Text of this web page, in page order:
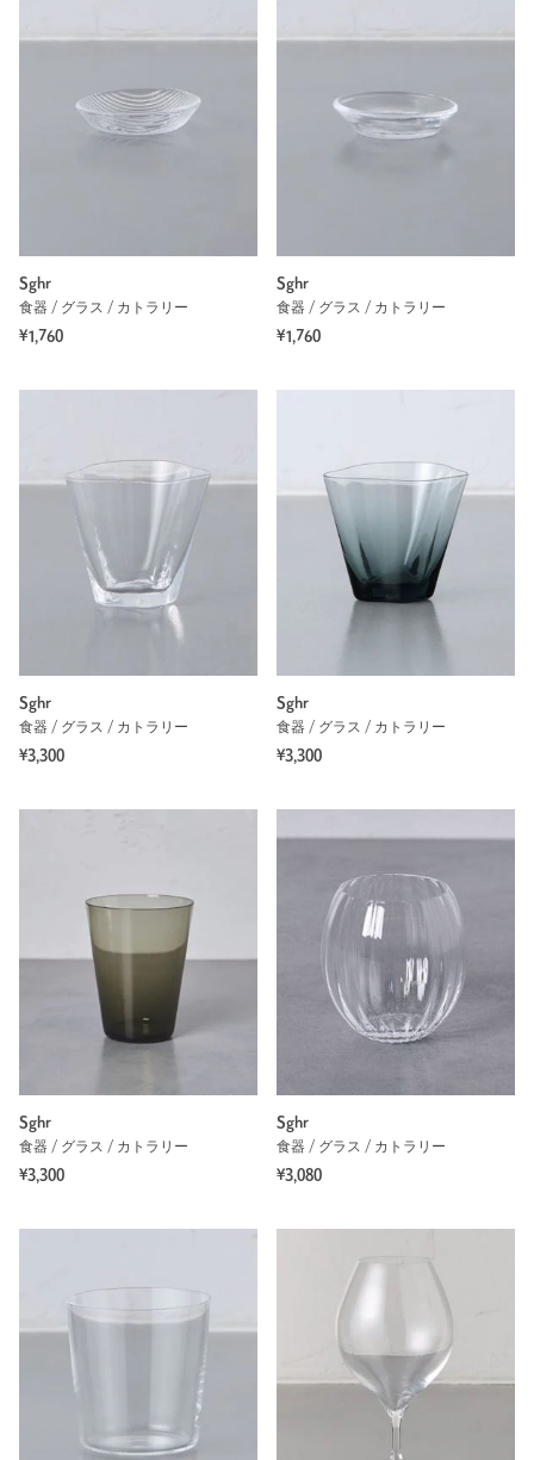
Sghr
食器 / グラス / カトラリー
¥1,760
Sghr
食器 / グラス / カトラリー
¥1,760
Sghr
食器 / グラス / カトラリー
¥3,300
Sghr
食器 / グラス / カトラリー
¥3,300
Sghr
食器 / グラス / カトラリー
¥3,300
Sghr
食器 / グラス / カトラリー
¥3,080